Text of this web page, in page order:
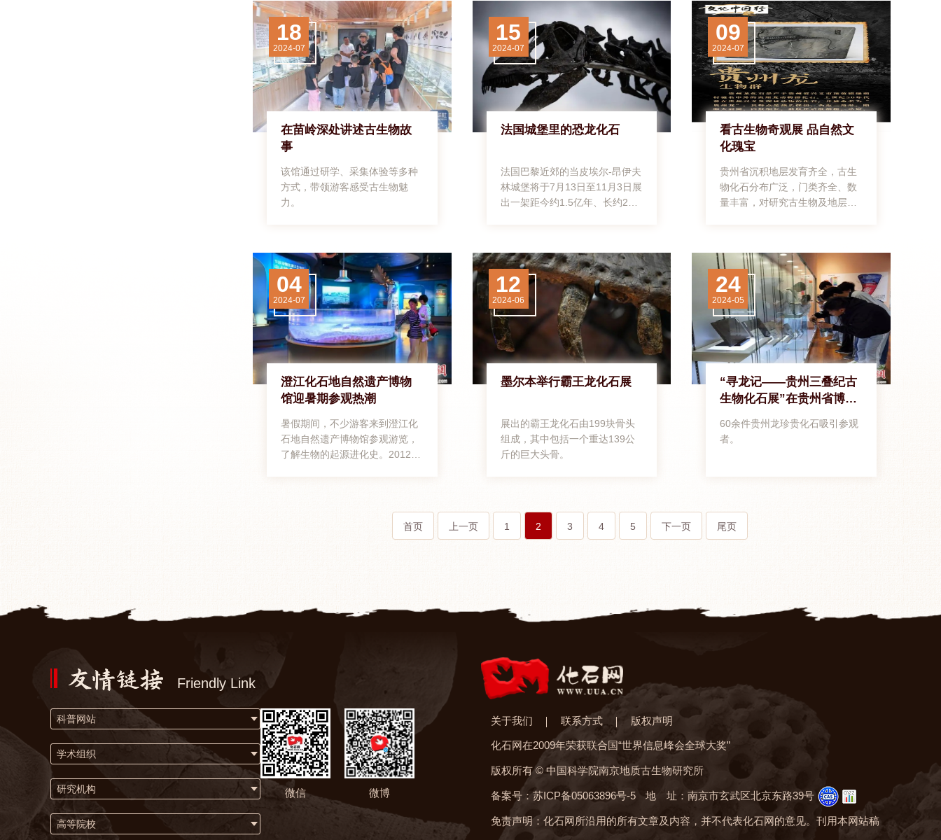
内蒙古博物院吸引众多游客》编
辑：诸鹏飞审核：盛捷
18
2024-07
在苗岭深处讲述古生物故
事
该馆通过研学、采集体验等多种
方式，带领游客感受古生物魅
力。
15
2024-07
法国城堡里的恐龙化石
法国巴黎近郊的当皮埃尔-昂伊夫
林城堡将于7月13日至11月3日展
出一架距今约1.5亿年、长约20
09
2024-07
看古生物奇观展 品自然文
化瑰宝
贵州省沉积地层发育齐全，古生
物化石分布广泛，门类齐全、数
量丰富，对研究古生物及地层学
04
2024-07
澄江化石地自然遗产博物
馆迎暑期参观热潮
暑假期间，不少游客来到澄江化
石地自然遗产博物馆参观游览，
了解生物的起源进化史。2012
12
2024-06
墨尔本举行霸王龙化石展
展出的霸王龙化石由199块骨头
组成，其中包括一个重达139公
斤的巨大头骨。
24
2024-05
“寻龙记——贵州三叠纪古
生物化石展”在贵州省博物
馆展出
60余件贵州龙珍贵化石吸引参观
者。
首页 上一页 1 2 3 4 5 下一页 尾页
Friendly Link
科普网站
学术组织
研究机构
高等院校
微信 微博
关于我们 联系方式 版权声明
化石网在2009年荣获联合国“世界信息峰会全球大奖”
版权所有 © 中国科学院南京地质古生物研究所
备案号：苏ICP备05063896号-5 地 址：南京市玄武区北京东路39号
免责声明：化石网所沿用的所有文章及内容，并不代表化石网的意见。刊用本网站稿